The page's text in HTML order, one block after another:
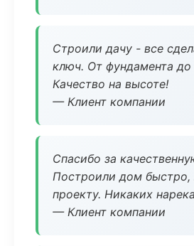
Строили дачу - все
ключ. От фундамента
Качество на высоте!
— Клиент компании
Спасибо за
Построили дом быстро,
проекту. Никаких
— Клиент компании